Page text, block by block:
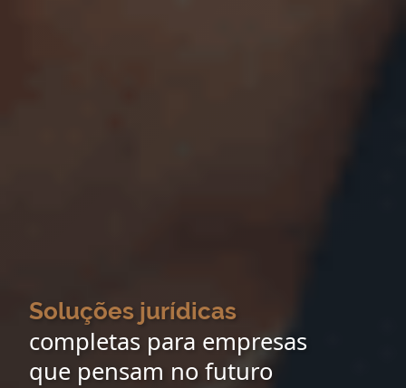
Soluções jurídicas
completas para empresas
que pensam no futuro